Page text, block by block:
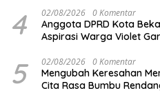
4 02/08/2026 0 Komentar
Anggota DPRD Kota
Aspirasi Warga Violet
5 02/08/2026 0 Komentar
Mengubah Keresahan
Cita Rasa Bumbu